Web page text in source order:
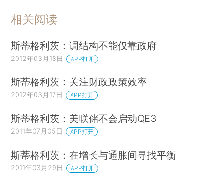
相关阅读
斯蒂格利茨：调结构不能仅靠政府
2012年03月18日 APP打开
斯蒂格利茨：关注财政政策效率
2012年03月17日 APP打开
斯蒂格利茨：美联储不会启动QE3
2011年07月05日 APP打开
斯蒂格利茨：在增长与通胀间寻找平衡
2011年03月29日 APP打开